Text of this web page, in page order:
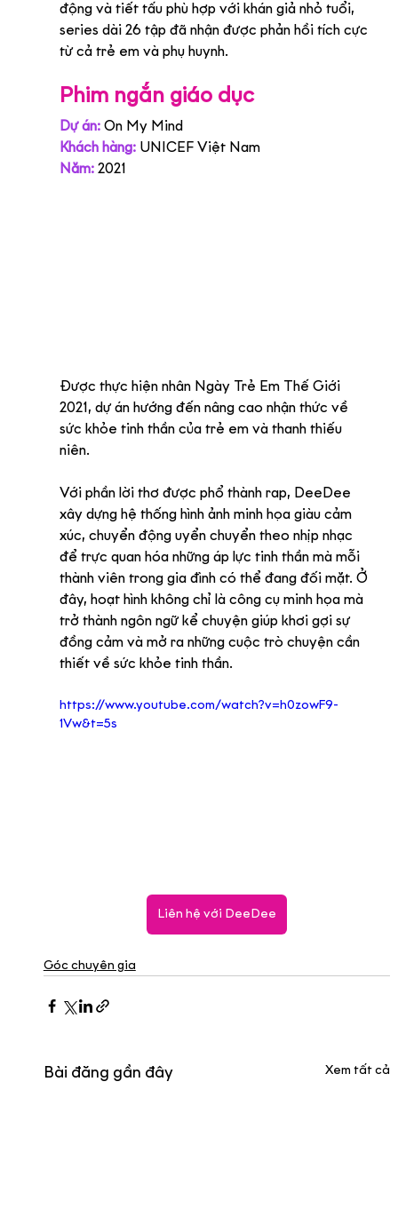
động và tiết tấu phù hợp với khán giả nhỏ tuổi,
series dài 26 tập đã nhận được phản hồi tích cực
từ cả trẻ em và phụ huynh.
Phim ngắn giáo dục
Dự án: On My Mind
Khách hàng: UNICEF Việt Nam
Năm: 2021
Được thực hiện nhân Ngày Trẻ Em Thế Giới
2021, dự án hướng đến nâng cao nhận thức về
sức khỏe tinh thần của trẻ em và thanh thiếu
niên.
Với phần lời thơ được phổ thành rap, DeeDee
xây dựng hệ thống hình ảnh minh họa giàu cảm
xúc, chuyển động uyển chuyển theo nhịp nhạc
để trực quan hóa những áp lực tinh thần mà mỗi
thành viên trong gia đình có thể đang đối mặt. Ở
đây, hoạt hình không chỉ là công cụ minh họa mà
trở thành ngôn ngữ kể chuyện giúp khơi gợi sự
đồng cảm và mở ra những cuộc trò chuyện cần
thiết về sức khỏe tinh thần.
https://www.youtube.com/watch?v=h0zowF9-
1Vw&t=5s
Liên hệ với DeeDee
Góc chuyên gia
Bài đăng gần đây Xem tất cả